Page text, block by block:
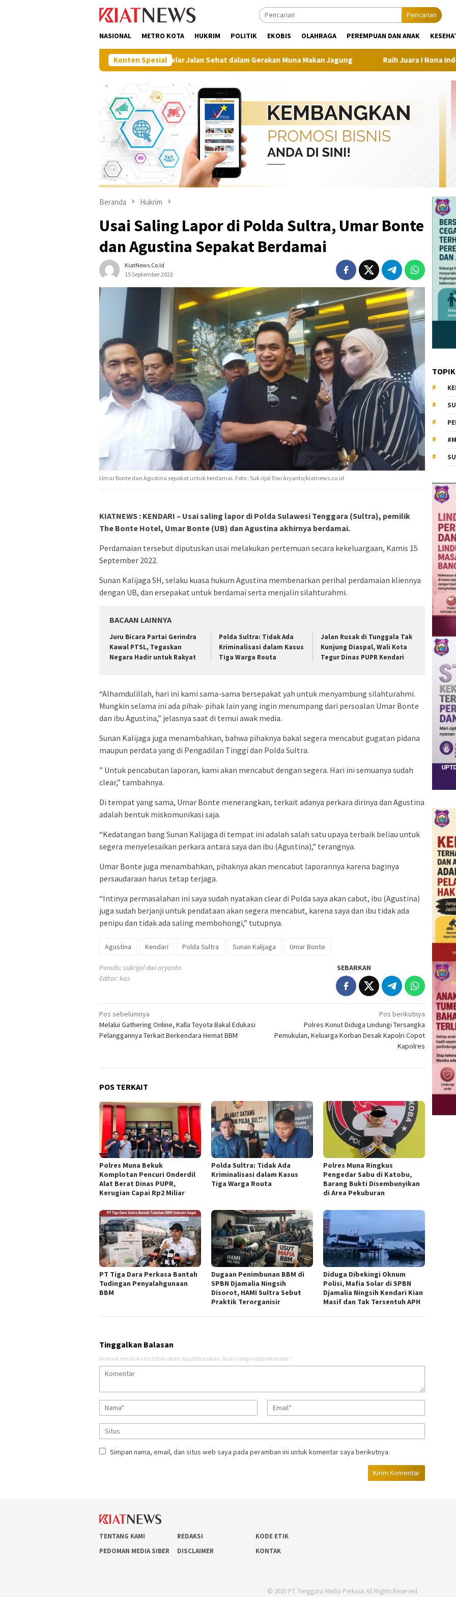
Pencarian
NASIONAL METRO KOTA HUKRIM POLITIK EKOBIS OLAHRAGA PEREMPUAN DAN ANAK
Konten Spesial
Pangan, Pemkab Muna Gelar Jalan Sehat dalam Gerakan Muna Makan Jagung Raih Juara I Nona Indonesia Sultra 2026,
Beranda Hukrim
Usai Saling Lapor di Polda Sultra, Umar Bonte
dan Agustina Sepakat Berdamai
KiatNews.co.id
15 September 2022
Umar Bonte dan Agustina sepakat untuk berdamai. Foto : Suk rijal Dwi Aryanto/kiatnews.co.id
KIATNEWS : KENDARI – Usai saling lapor di Polda Sulawesi Tenggara (Sultra), pemilik
The Bonte Hotel, Umar Bonte (UB) dan Agustina akhirnya berdamai.
Perdamaian tersebut diputuskan usai melakukan pertemuan secara kekeluargaan, Kamis 15
September 2022.
Sunan Kalijaga SH, selaku kuasa hukum Agustina membenarkan perihal perdamaian kliennya
dengan UB, dan ersepakat untuk berdamai serta menjalin silahturahmi.
BACAAN LAINNYA
‎Juru Bicara Partai Gerindra
Kawal PTSL, Tegaskan
Negara Hadir untuk Rakyat
Polda Sultra: Tidak Ada
Kriminalisasi dalam Kasus
Tiga Warga Routa
Jalan Rusak di Tunggala Tak
Kunjung Diaspal, Wali Kota
Tegur Dinas PUPR Kendari
“Alhamdulillah, hari ini kami sama-sama bersepakat yah untuk menyambung silahturahmi.
Mungkin selama ini ada pihak- pihak lain yang ingin menumpang dari persoalan Umar Bonte
dan ibu Agustina,” jelasnya saat di temui awak media.
Sunan Kalijaga juga menambahkan, bahwa pihaknya bakal segera mencabut gugatan pidana
maupun perdata yang di Pengadilan Tinggi dan Polda Sultra.
” Untuk pencabutan laporan, kami akan mencabut dengan segera. Hari ini semuanya sudah
clear,” tambahnya.
Di tempat yang sama, Umar Bonte menerangkan, terkait adanya perkara dirinya dan Agustina
adalah bentuk miskomunikasi saja.
“Kedatangan bang Sunan Kalijaga di tempat ini adalah salah satu upaya terbaik beliau untuk
segera menyelesaikan perkara antara saya dan ibu (Agustina),” terangnya.
Umar Bonte juga menambahkan, pihaknya akan mencabut laporannya karena baginya
persaudaraan harus tetap terjaga.
“Intinya permasalahan ini saya sudah nyatakan clear di Polda saya akan cabut, ibu (Agustina)
juga sudah berjanji untuk pendataan akan segera mencabut, karena saya dan ibu tidak ada
penipu dan tidak ada saling membohongi,” tutupnya.
Agustina Kendari Polda Sultra Sunan Kalijaga Umar Bonte
Penulis: sukrijal dwi aryanto
Editor: kas
SEBARKAN
Navigasi
pos
Pos sebelumnya
Melalui Gathering Online, Kalla Toyota Bakal Edukasi
Pelanggannya Terkait Berkendara Hemat BBM
Pos berikutnya
Polres Konut Diduga Lindungi Tersangka
Pemukulan, Keluarga Korban Desak Kapolri Copot
Kapolres
POS TERKAIT
Polres Muna Bekuk
Komplotan Pencuri Onderdil
Alat Berat Dinas PUPR,
Kerugian Capai Rp2 Miliar
Polda Sultra: Tidak Ada
Kriminalisasi dalam Kasus
Tiga Warga Routa
Polres Muna Ringkus
Pengedar Sabu di Katobu,
Barang Bukti Disembunyikan
di Area Pekuburan
PT Tiga Dara Perkasa Bantah
Tudingan Penyalahgunaan
BBM ‎
Dugaan Penimbunan BBM di
SPBN Djamalia Ningsih
Disorot, HAMI Sultra Sebut
Praktik Terorganisir
Diduga Dibekingi Oknum
Polisi, Mafia Solar di SPBN
Djamalia Ningsih Kendari Kian
Masif dan Tak Tersentuh APH
Tinggalkan Balasan
Alamat email Anda tidak akan dipublikasikan. Ruas yang wajib ditandai *
Simpan nama, email, dan situs web saya pada peramban ini untuk komentar saya berikutnya.
TENTANG KAMI REDAKSI
KODE ETIK
PEDOMAN MEDIA SIBER
DISCLAIMER KONTAK
© 2020 PT Tenggara Media Perkasa All Rights Reserved